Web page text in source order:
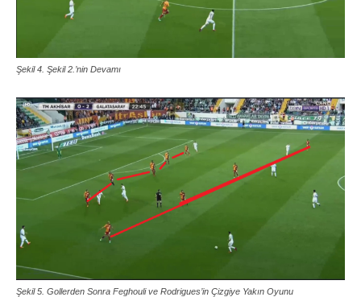
Şekil 4. Şekil 2.’nin Devamı
Şekil 5. Gollerden Sonra Feghouli ve Rodrigues’in Çizgiye Yakın Oyunu